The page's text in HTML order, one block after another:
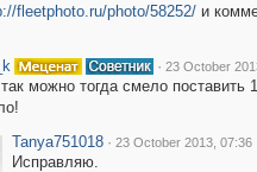
fleetphoto.ru/photo/58252/и
· 23 October
можно тогда смело
Tanya751018 · 23 October 2013, 07:36
Исправляю.